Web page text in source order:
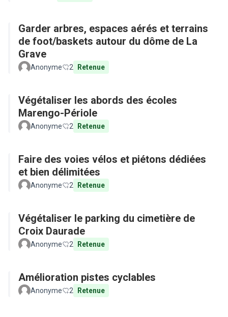
Garder arbres, espaces aérés et terrains
de foot/baskets autour du dôme de La
Grave
Anonyme 2 Retenue
Végétaliser les abords des écoles
Marengo-Périole
Anonyme 2 Retenue
Faire des voies vélos et piétons dédiées
et bien délimitées
Anonyme 2 Retenue
Végétaliser le parking du cimetière de
Croix Daurade
Anonyme 2 Retenue
Amélioration pistes cyclables
Anonyme 2 Retenue